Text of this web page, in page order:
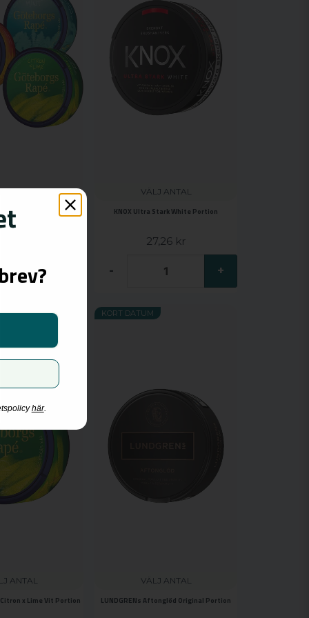
Göteborgs Rapé Vit Portion Mixpack 3-pack
VÄLJ ANTAL
KNOX Ultra Stark White Portion
27,26 kr
- +
ANTAL
x Lime Vit Portion
VÄLJ ANTAL
LUNDGRENs Aftonglöd Original Portion
KORT DATUM
här.